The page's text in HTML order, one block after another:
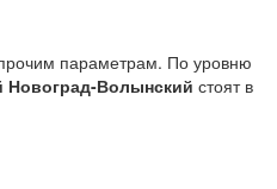
параметрам. По уровню
Новоград-Волынский стоят в